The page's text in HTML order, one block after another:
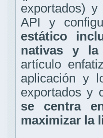
exportados)
API y
estático
nativas y la
artículo
aplicación y
exportados y
se centra
maximizar la